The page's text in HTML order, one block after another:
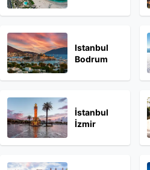
Istanbul
Bodrum
İstanbul
İzmir